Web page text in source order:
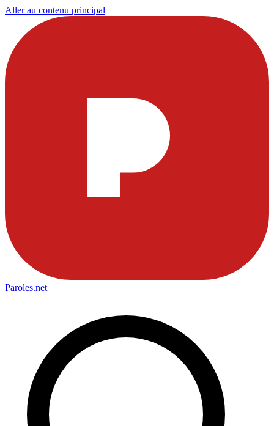
Aller au contenu principal
Paroles.net